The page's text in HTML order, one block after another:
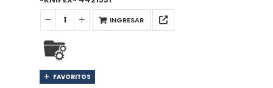
INGRESAR
FAVORITOS